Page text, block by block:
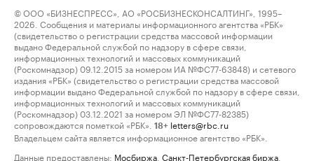
© ООО «БИЗНЕСПРЕСС», АО «РОСБИЗНЕСКОНСАЛТИНГ», 1995–
2026. Сообщения и материалы информационного агентства «РБК»
(свидетельство о регистрации средства массовой информации
выдано Федеральной службой по надзору в сфере связи,
информационных технологий и массовых коммуникаций
(Роскомнадзор) 09.12.2015 за номером ИА №ФС77-63848) и сетевого
издания «РБК» (свидетельство о регистрации средства массовой
информации выдано Федеральной службой по надзору в сфере связи,
информационных технологий и массовых коммуникаций
(Роскомнадзор) 03.12.2021 за номером ЭЛ №ФС77-82385)
сопровождаются пометкой «РБК».
18+ letters@rbc.ru
Владельцем сайта является информационное агентство «РБК».
Данные предоставлены: Мосбиржа Санкт-Петербургская биржа